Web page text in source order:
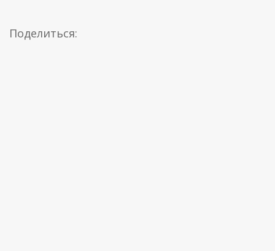
Поделиться: